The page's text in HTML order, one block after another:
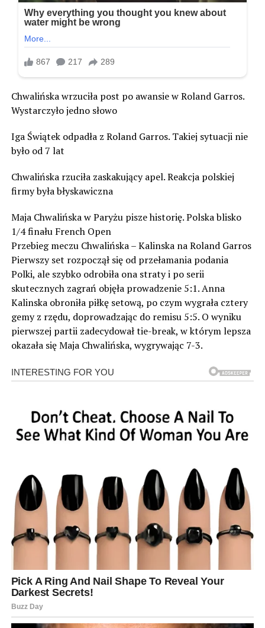
Chwalińska wrzuciła post po awansie w Roland Garros.
Wystarczyło jedno słowo
Iga Świątek odpadła z Roland Garros. Takiej sytuacji nie
było od 7 lat
Chwalińska rzuciła zaskakujący apel. Reakcja polskiej
firmy była błyskawiczna
Maja Chwalińska w Paryżu pisze historię. Polska blisko
1/4 finału French Open
Przebieg meczu Chwalińska – Kalinska na Roland Garros
Pierwszy set rozpoczął się od przełamania podania
Polki, ale szybko odrobiła ona straty i po serii
skutecznych zagrań objęła prowadzenie 5:1. Anna
Kalinska obroniła piłkę setową, po czym wygrała cztery
gemy z rzędu, doprowadzając do remisu 5:5. O wyniku
pierwszej partii zadecydował tie-break, w którym lepsza
okazała się Maja Chwalińska, wygrywając 7-3.